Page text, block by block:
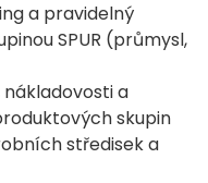
a pravidelný
SPUR (průmysl,
a
skupin
středisek a